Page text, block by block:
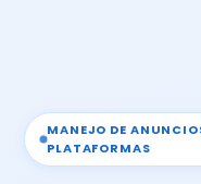
MANEJO DE
PLATAFORMAS